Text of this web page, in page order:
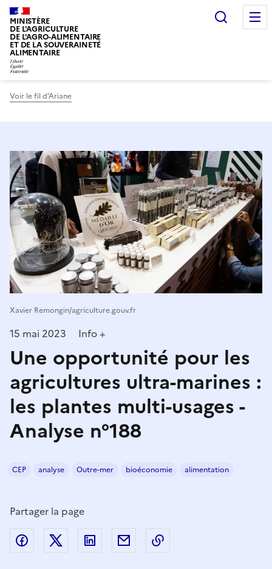
MINISTÈRE
DE L'AGRICULTURE
DE L'AGRO-ALIMENTAIRE
ET DE LA SOUVERAINETÉ
ALIMENTAIRE
Voir le fil d’Ariane
Xavier Remongin/agriculture.gouv.fr
15 mai 2023 Info +
Une opportunité pour les
agricultures ultra-marines :
les plantes multi-usages -
Analyse n°188
CEP analyse Outre-mer bioéconomie alimentation
Partager la page
Partager sur Facebook
Partager sur Twitter
Partager sur LinkedIn
Partager par email